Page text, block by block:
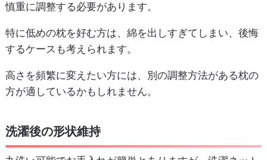
慎重に調整する必要があります。
特に低めの枕を好む方は、綿を出しすぎてしまい、後悔
するケースも考えられます。
高さを頻繁に変えたい方には、別の調整方法がある枕の
方が適しているかもしれません。
洗濯後の形状維持